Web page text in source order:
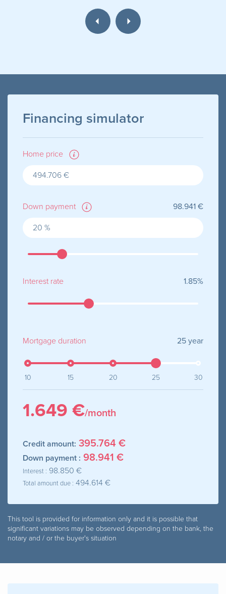
Financing simulator
Home price
Down payment 98.941 €
Interest rate 1.85%
Mortgage duration 25 year
10 15 20 25 30
1.649 €/month
Credit amount: 395.764 €
Down payment : 98.941 €
Interest : 98.850 €
Total amount due : 494.614 €
This tool is provided for information only and it is possible that
significant variations may be observed depending on the bank, the
notary and / or the buyer's situation